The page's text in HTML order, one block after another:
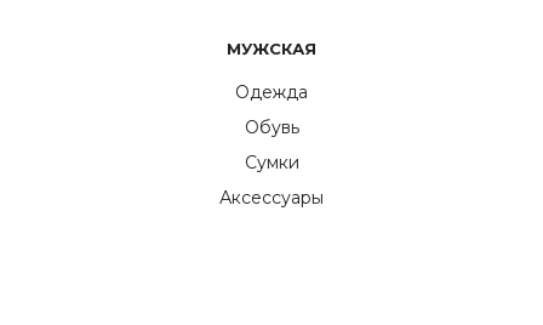
МУЖСКАЯ
Одежда
Обувь
Сумки
Аксессуары